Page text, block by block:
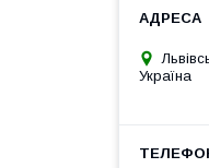
Україна